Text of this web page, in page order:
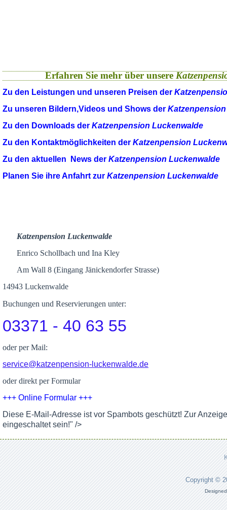
Erfahren Sie mehr über unsere
Zu den Leistungen und unseren Preisen der
Zu unseren Bildern,Videos und Shows der
Zu den Downloads der Katzenpension Luckenwalde
Zu den Kontaktmöglichkeiten der Katzenpension
Zu den aktuellen News der Katzenpension Luckenwalde
Planen Sie ihre Anfahrt zur Katzenpension Luckenwalde
Katzenpension Luckenwalde
Enrico Schollbach und Ina Kley
Am Wall 8 (Eingang Jänickendorfer Strasse)
14943 Luckenwalde
Buchungen und Reservierungen unter:
03371 - 40 63 55
oder per Mail:
service@katzenpension-luckenwalde.de
oder direkt per Formular
+++ Online Formular +++
Diese E-Mail-Adresse ist vor Spambots geschützt! Zur
eingeschaltet sein!" />
Copyright ©